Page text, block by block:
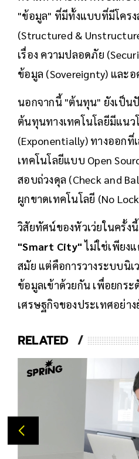
"ข้อมูล" ที่มีทั้งแบบที่มีโครง
(Structured &
เรื่อง ความปลอดภัย
ข้อมูล (Sovereignty) และ
นอกจากนี้ "ต้นทุน" ยังเป็น
ต้นทุนทางเทคโนโลยีมีแน
(Exponentially) ทางออกที่
เทคโนโลยีแบบ Open
สอบถ่วงดุล (Check and
ผูกขาดเทคโนโลยี (No
วิสัยทัศน์ของหัวเว่ยในครั้ง
"Smart City"ไม่ใช่เพียง
สมัย แต่คือการวางระบบนิ
ข้อมูลเข้าด้วยกัน เพื่อยกร
เศรษฐกิจของประเทศอย่า
RELATED